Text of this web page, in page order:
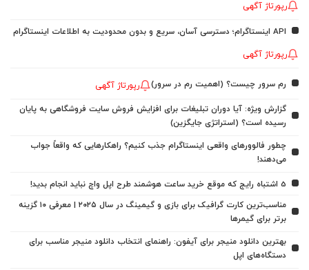
رپورتاژ آگهی
API اینستاگرام؛ دسترسی آسان، سریع و بدون محدودیت به اطلاعات اینستاگرام
رپورتاژ آگهی
رم سرور چیست؟ (اهمیت رم در سرور) رپورتاژ آگهی
گزارش ویژه: آیا دوران تبلیغات برای افزایش فروش سایت فروشگاهی به پایان
رسیده است؟ (استراتژی جایگزین)
چطور فالوورهای واقعی اینستاگرام جذب کنیم؟ راهکارهایی که واقعاً جواب
می‌دهند!
5 اشتباه رایج که موقع خرید ساعت هوشمند طرح اپل واچ نباید انجام بدید!
مناسب‌ترین کارت گرافیک برای بازی و گیمینگ در سال ۲۰۲۵ | معرفی ۱۰ گزینه
برتر برای گیمرها
بهترین دانلود منیجر برای آیفون: راهنمای انتخاب دانلود منیجر مناسب برای
دستگاه‌های اپل